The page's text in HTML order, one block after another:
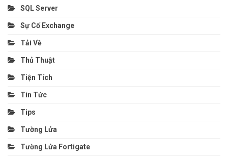
SQL Server
Sự Cố Exchange
Tải Về
Thủ Thuật
Tiện Tích
Tin Tức
Tips
Tường Lửa
Tường Lửa Fortigate